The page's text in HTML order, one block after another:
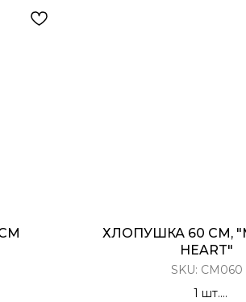
ХЛОПУШКА 60 СМ,
HEART"
SKU: CM060
1 шт.